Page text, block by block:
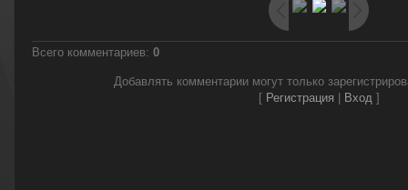
Всего комментариев: 0
Добавлять комментарии могут только
[ Регистрация Вход]